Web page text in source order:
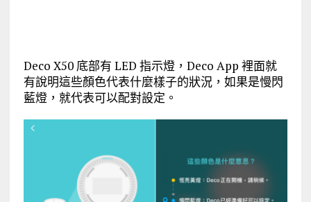
Deco X50 底部有 LED 指示燈，Deco App 裡面就
有說明這些顏色代表什麼樣子的狀況，如果是慢閃
藍燈，就代表可以配對設定。